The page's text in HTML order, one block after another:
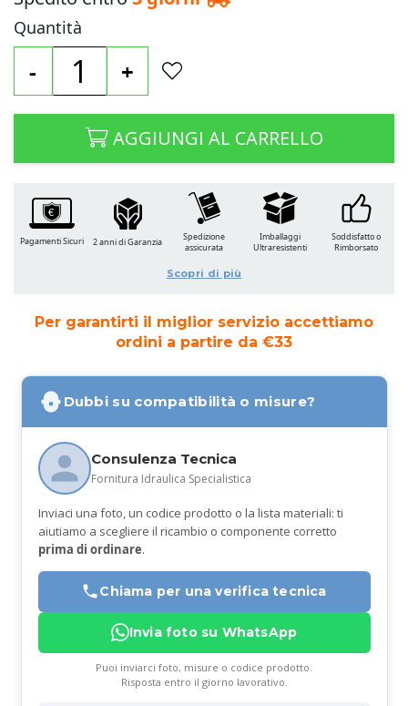
Quantità
- +
AGGIUNGI AL CARRELLO
Per garantirti il miglior servizio accettiamo
ordini a partire da €33
Dubbi su compatibilità o misure?
Consulenza Tecnica
Fornitura Idraulica Specialistica
Inviaci una foto, un codice prodotto o la lista materiali: ti
aiutiamo a scegliere il ricambio o componente corretto
prima di ordinare.
Chiama per una verifica tecnica
Invia foto su WhatsApp
Puoi inviarci foto, misure o codice prodotto.
Risposta entro il giorno lavorativo.
Pagamenti Sicuri 2 anni di Garanzia
Spedizione
assicurata
Imballaggi
Ultraresistenti
Soddisfatto o
Rimborsato
Scopri di più